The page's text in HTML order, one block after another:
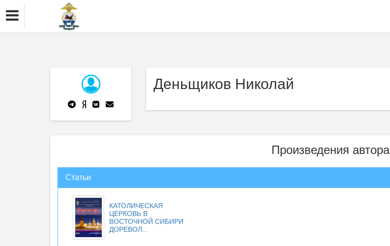
Деньщиков Николай
Произведения автора
Статьи
КАТОЛИЧЕСКАЯ
ЦЕРКОВЬ В
ВОСТОЧНОЙ СИБИРИ
ДОРЕВОЛ...